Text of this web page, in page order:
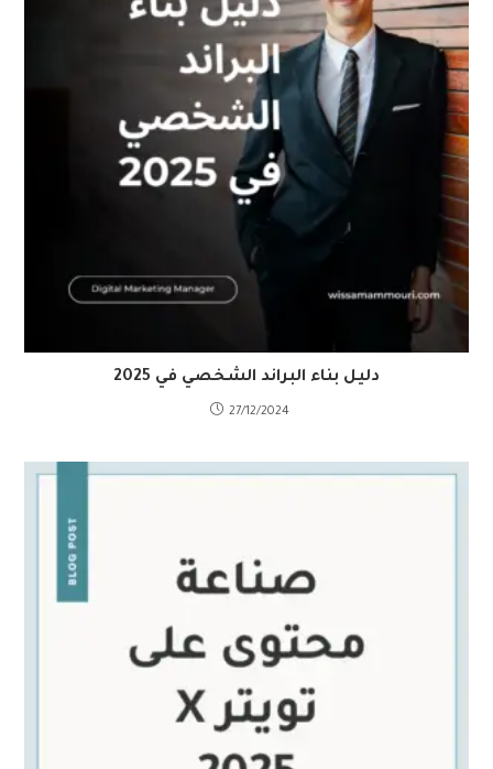
دليل بناء البراند الشخصي في 2025
27/12/2024